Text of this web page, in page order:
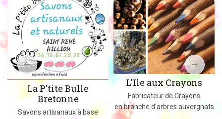
L'Ile aux Crayons
Fabricateur de Crayons
en branche d'arbres auvergnats
Un Monde de Bois
Des jeux, jouets et objets en bois
massif fabriqués dans le 02